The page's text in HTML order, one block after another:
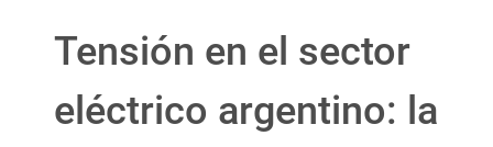
Tensión en el sector
eléctrico argentino: la